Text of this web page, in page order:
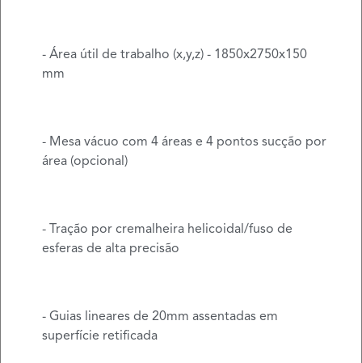
- Área útil de trabalho (x,y,z) - 1850x2750x150
mm
- Mesa vácuo com 4 áreas e 4 pontos sucção por
área (opcional)
- Tração por cremalheira helicoidal/fuso de
esferas de alta precisão
- Guias lineares de 20mm assentadas em
superfície retificada